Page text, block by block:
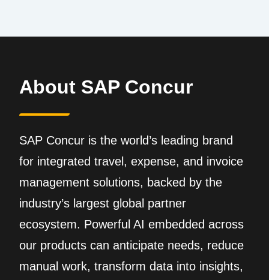
About SAP Concur
SAP Concur is the world’s leading brand
for integrated travel, expense, and invoice
management solutions, backed by the
industry’s largest global partner
ecosystem. Powerful AI embedded across
our products can anticipate needs, reduce
manual work, transform data into insights,